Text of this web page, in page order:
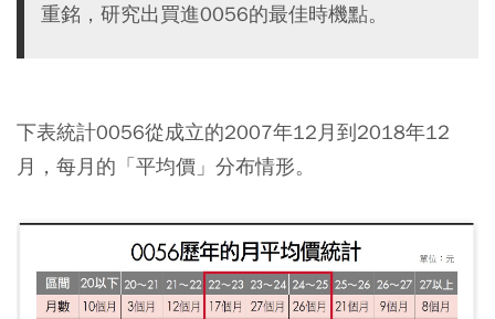
重銘，研究出買進0056的最佳時機點。
下表統計0056從成立的2007年12月到2018年12
月，每月的「平均價」分布情形。